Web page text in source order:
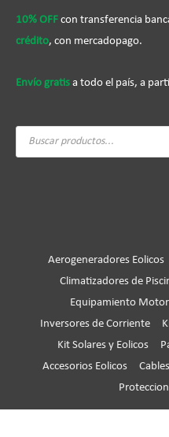
10% OFF con transferencia
crédito, con mercadopago.
Envío gratis a todo el país, a
Búsqueda
Aerogeneradores Eolicos
Climatizadores de
Equipamiento
Inversores de Corriente
Kit Solares y Eolicos
Accesorios Eolicos
Cables